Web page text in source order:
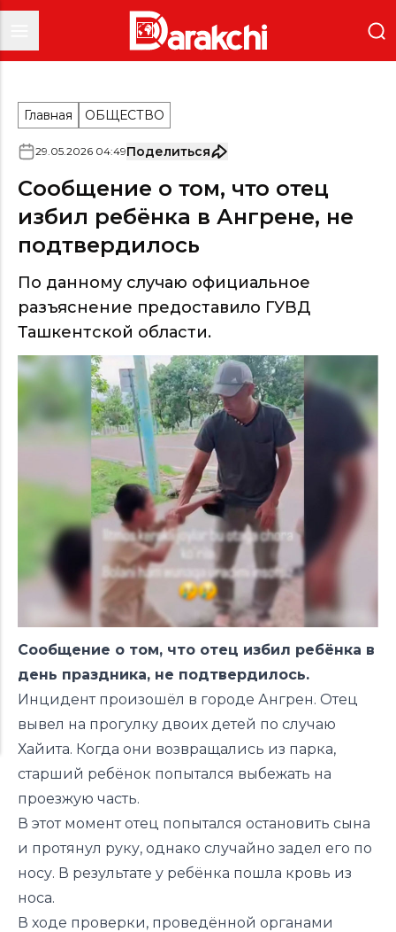
Главная ОБЩЕСТВО
29.05.2026 04:49Поделиться
Сообщение о том, что отец
избил ребёнка в Ангрене, не
подтвердилось
По данному случаю официальное
разъяснение предоставило ГУВД
Ташкентской области.
Сообщение о том, что отец избил ребёнка в
день праздника, не подтвердилось.
Инцидент произошёл в городе Ангрен. Отец
вывел на прогулку двоих детей по случаю
Хайита. Когда они возвращались из парка,
старший ребёнок попытался выбежать на
проезжую часть.
В этот момент отец попытался остановить сына
и протянул руку, однако случайно задел его по
носу. В результате у ребёнка пошла кровь из
носа.
В ходе проверки, проведённой органами